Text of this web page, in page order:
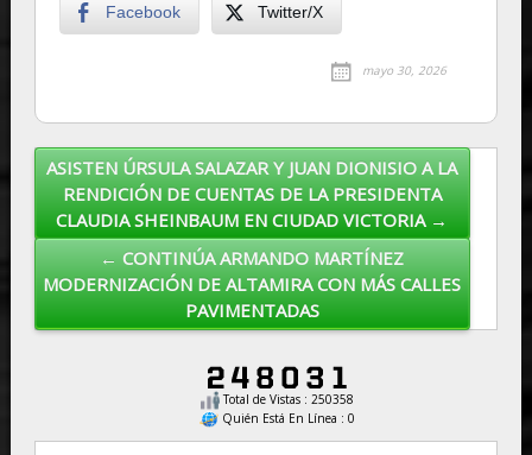
Facebook Twitter/X
mayo 30, 2026
Post navigation
ASISTEN ÚRSULA SALAZAR Y JUAN DIONISIO A LA
RENDICIÓN DE CUENTAS DE LA PRESIDENTA
CLAUDIA SHEINBAUM EN CIUDAD VICTORIA →
← CONTINÚA ARMANDO MARTÍNEZ
MODERNIZACIÓN DE ALTAMIRA CON MÁS CALLES
PAVIMENTADAS
Total de Vistas : 250358
Quién Está En Línea : 0